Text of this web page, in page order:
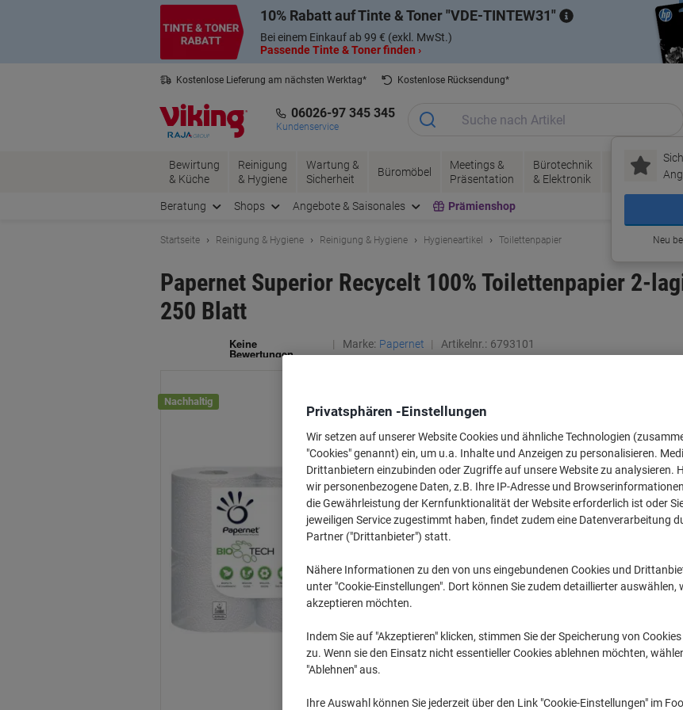
10% Rabatt auf Tinte & Toner VDE-TINTEW31
Bei einem Einkauf ab 99 € (exkl. MwSt.)
Passende Tinte & Toner finden ›
Kostenlose Lieferung am nächsten Werktag*
Kostenlose Rücksendung*
06026-97 345 345
Kundenservice
Neu
Bewirtung
& Küche
Reinigung
& Hygiene
Wartung &
Sicherheit
Büromöbel
Meetings &
Präsentation
Bürotechnik
& Elektronik
Tinte &
Toner
&
Beratung Shops Angebote & Saisonales Prämienshop
Startseite Reinigung & Hygiene Reinigung & Hygiene Hygieneartikel Toilettenpapier
Papernet Superior Recycelt 100% Toilettenpapier 2-
250 Blatt
Marke: Papernet Artikelnr.: 6793101
Nachhaltig
Wechseln
Viking
16,09 €
Mehr Kaufen,Mehr Sparen
25,89 €
Ab 4 Pack
2-3Pack 28,39 €
Privatsphären -Einstellungen
Wir setzen auf unserer Website Cookies und ähnliche Technologien
"Cookies" genannt) ein, um u.a. Inhalte und Anzeigen zu personalisieren.
Drittanbietern einzubinden oder Zugriffe auf unsere Website zu analysieren.
wir personenbezogene Daten, z.B. Ihre IP-Adresse und
die Gewährleistung der Kernfunktionalität der Website erforderlich ist oder
jeweiligen Service zugestimmt haben, findet zudem eine Datenverarbeitung
Partner ("Drittanbieter") statt.
Nähere Informationen zu den von uns eingebundenen Cookies und
unter "Cookie-Einstellungen". Dort können Sie zudem detaillierter auswählen,
akzeptieren möchten.
Indem Sie auf "Akzeptieren" klicken, stimmen Sie der Speicherung von
zu. Wenn sie den Einsatz nicht essentieller Cookies ablehnen möchten,
"Ablehnen" aus.
Ihre Auswahl können Sie jederzeit über den Link "Cookie-Einstellungen" im